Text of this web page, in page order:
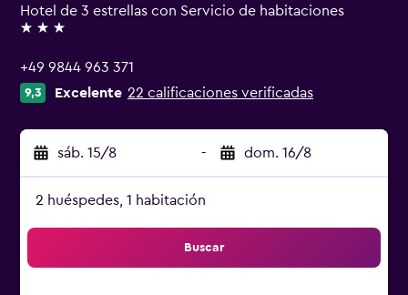
Hotel de 3 estrellas con Servicio de habitaciones
3 estrellas
+49 9844 963 371
9,3 Excelente 22 calificaciones verificadas
sáb. 15/8 - dom. 16/8
2 huéspedes, 1 habitación
Buscar